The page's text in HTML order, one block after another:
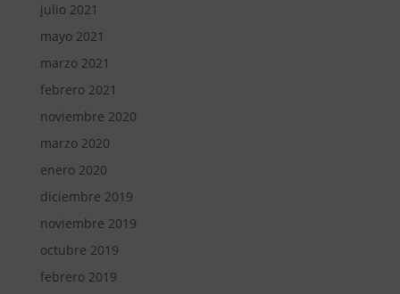
julio 2021
mayo 2021
marzo 2021
febrero 2021
noviembre 2020
marzo 2020
enero 2020
diciembre 2019
noviembre 2019
octubre 2019
febrero 2019